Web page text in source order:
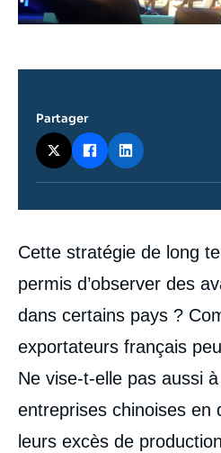
Contenu
intervention
médiatique
Cette stratégie de long
permis d’observer des
dans certains pays ?
exportateurs français
Ne vise-t-elle pas aussi
entreprises chinoises en
leurs excès de
Partager